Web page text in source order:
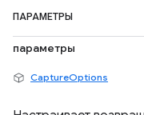
ПАРАМЕТРЫ
параметры
CaptureOptions